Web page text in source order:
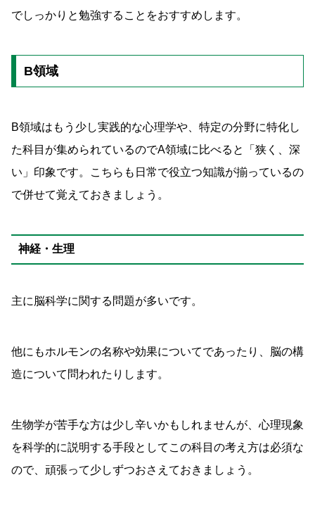
でしっかりと勉強することをおすすめします。
B領域
B領域はもう少し実践的な心理学や、特定の分野に特化し
た科目が集められているのでA領域に比べると「狭く、深
い」印象です。こちらも日常で役立つ知識が揃っているの
で併せて覚えておきましょう。
神経・生理
主に脳科学に関する問題が多いです。
他にもホルモンの名称や効果についてであったり、脳の構
造について問われたりします。
生物学が苦手な方は少し辛いかもしれませんが、心理現象
を科学的に説明する手段としてこの科目の考え方は必須な
ので、頑張って少しずつおさえておきましょう。